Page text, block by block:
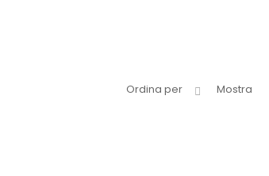
Mostra
Ordina per